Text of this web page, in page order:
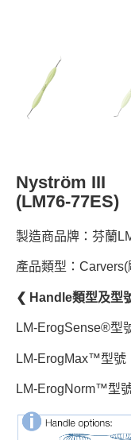
Nyström III
(LM76-77ES)
製造商品牌：芬蘭
產品類型：Carvers(
❮ Handle類型及型
LM-ErogSense®型
LM-ErogMax™型號
LM-ErogNorm™型